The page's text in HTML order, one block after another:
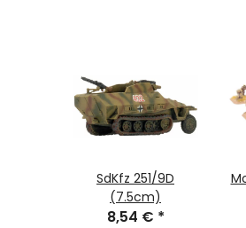
SdKfz 251/9D
(7.5cm)
8,54 € *